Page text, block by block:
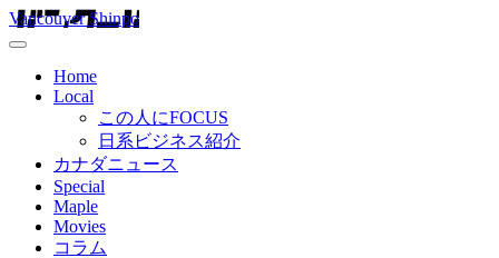
Vancouver Shinpo
Home
Local
この人にFOCUS
日系ビジネス紹介
カナダニュース
Special
Maple
Movies
コラム